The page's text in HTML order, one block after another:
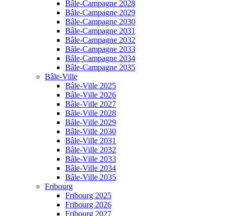
Bâle-Campagne 2028
Bâle-Campagne 2029
Bâle-Campagne 2030
Bâle-Campagne 2031
Bâle-Campagne 2032
Bâle-Campagne 2033
Bâle-Campagne 2034
Bâle-Campagne 2035
Bâle-Ville
Bâle-Ville 2025
Bâle-Ville 2026
Bâle-Ville 2027
Bâle-Ville 2028
Bâle-Ville 2029
Bâle-Ville 2030
Bâle-Ville 2031
Bâle-Ville 2032
Bâle-Ville 2033
Bâle-Ville 2034
Bâle-Ville 2035
Fribourg
Fribourg 2025
Fribourg 2026
Fribourg 2027